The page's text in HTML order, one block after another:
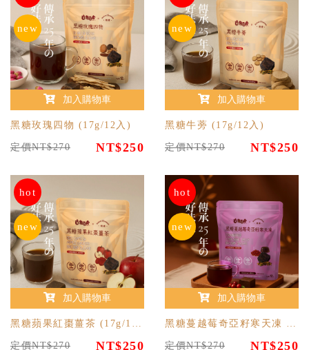
new
加入購物車
黑糖玫瑰四物 (17g/12入)
定價NT$270 NT$250
new
加入購物車
黑糖牛蒡 (17g/12入)
定價NT$270 NT$250
hot
new
加入購物車
定價NT$270 NT$250
hot
new
加入購物車
定價NT$270 NT$250